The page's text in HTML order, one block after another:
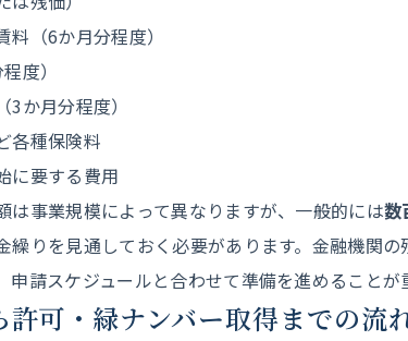
（6か月分程度）
度）
か月分程度）
各種保険料
に要する費用
は事業規模によって異なりますが、一般的には数
繰りを見通しておく必要があります。金融機関
申請スケジュールと合わせて準備を進めることが
可・緑ナンバー取得までの流